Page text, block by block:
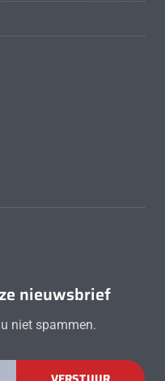
nieuwsbrief
niet spammen.